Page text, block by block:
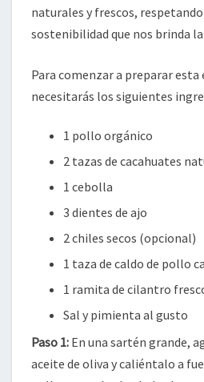
naturales y frescos,
sostenibilidad que nos brinda
Para comenzar a preparar esta
necesitarás los siguientes
1 pollo orgánico
2 tazas de cacahuates
1 cebolla
3 dientes de ajo
2 chiles secos (opcional)
1 taza de caldo de pollo
1 ramita de cilantro
Sal y pimienta al gusto
Paso 1: En una sartén grande,
aceite de oliva y caliéntalo a